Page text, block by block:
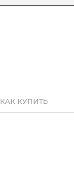
КАК КУПИТЬ